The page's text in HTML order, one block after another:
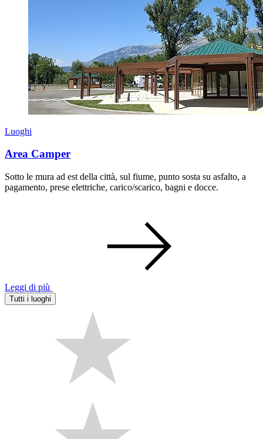
Luoghi
Area Camper
Sotto le mura ad est della città, sul fiume, punto sosta su asfalto, a
pagamento, prese elettriche, carico/scarico, bagni e docce.
Leggi di più
Tutti i luoghi